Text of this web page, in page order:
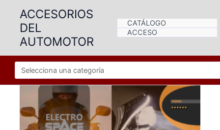
contenido
ACCESORIOS
DEL
AUTOMOTOR
CATÁLOGO
ACCESO